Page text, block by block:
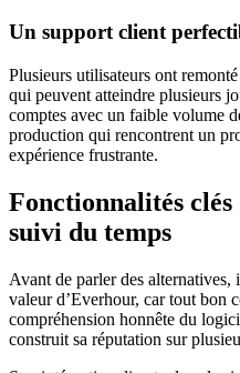
Un support client
Plusieurs utilisateurs ont
qui peuvent atteindre plusieurs
comptes avec un faible volume
production qui rencontrent un
expérience frustrante.
Fonctionnalités
suivi du temps
Avant de parler des
valeur d’Everhour, car tout bon
compréhension honnête du
construit sa réputation sur